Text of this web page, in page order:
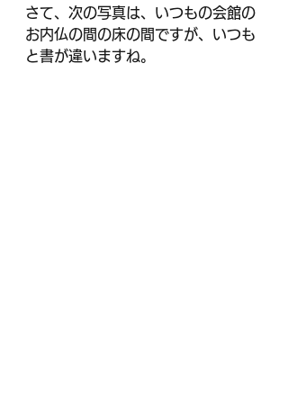
さて、次の写真は、いつもの会館の
お内仏の間の床の間ですが、いつも
と書が違いますね。